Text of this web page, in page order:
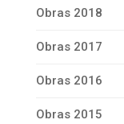
Obras 2018
Obras 2017
Obras 2016
Obras 2015